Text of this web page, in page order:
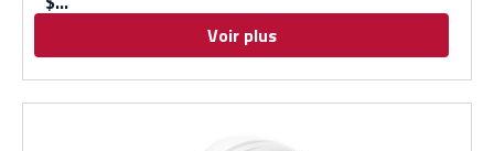
Voir plus